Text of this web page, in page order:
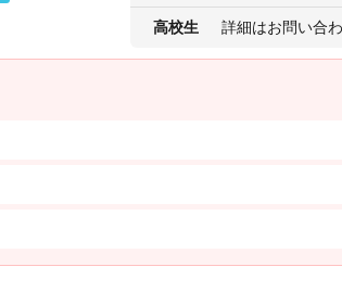
高校生 詳細はお問い合